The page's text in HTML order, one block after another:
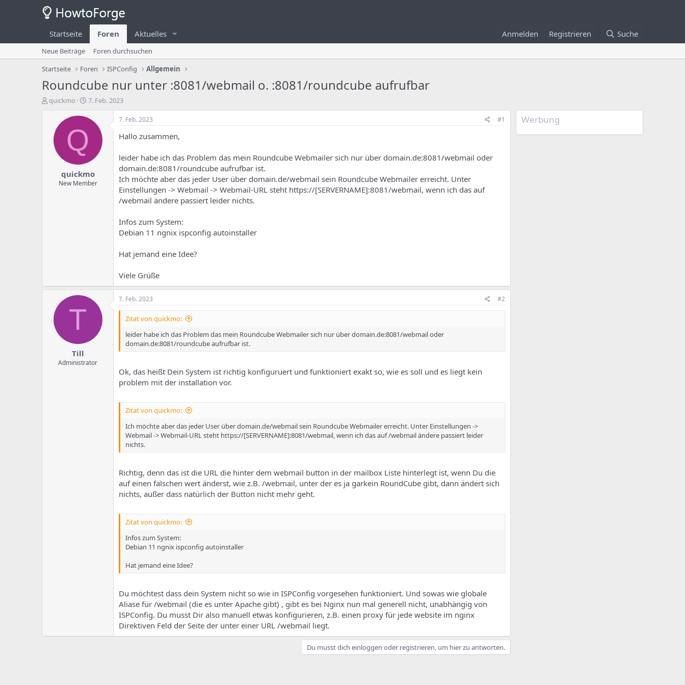
Startseite Foren Aktuelles Anmelden Registrieren Suche
Neue Beiträge
Foren durchsuchen
Startseite
Foren ISPConfig Allgemein
Roundcube nur unter :8081/webmail o. :8081/roundcube aufrufbar
E
quickmo
E
s
e
u
n
g
7. Feb. 2023
Q
quickmo
New Member
7. Feb. 2023 #1
Hallo zusammen,
leider habe ich das Problem das mein Roundcube Webmailer sich nur über domain.de:8081/webmail oder
domain.de:8081/roundcube aufrufbar ist.
Ich möchte aber das jeder User über domain.de/webmail sein Roundcube Webmailer erreicht. Unter
Einstellungen -> Webmail -> Webmail-URL steht https://[SERVERNAME]:8081/webmail, wenn ich das auf
/webmail ändere passiert leider nichts.
Infos zum System:
Debian 11 ngnix ispconfig autoinstaller
Hat jemand eine Idee?
Viele Grüße
T
Till
Administrator
7. Feb. 2023 #2
Zitat von quickmo:
leider habe ich das Problem das mein Roundcube Webmailer sich nur über domain.de:8081/webmail oder
domain.de:8081/roundcube aufrufbar ist.
Ok, das heißt Dein System ist richtig konfiguruert und funktioniert exakt so, wie es soll und es liegt kein
problem mit der installation vor.
Zitat von quickmo:
Ich möchte aber das jeder User über domain.de/webmail sein Roundcube Webmailer erreicht. Unter Einstellungen ->
Webmail -> Webmail-URL steht https://[SERVERNAME]:8081/webmail, wenn ich das auf /webmail ändere passiert leider
nichts.
Richtig, denn das ist die URL die hinter dem webmail button in der mailbox Liste hinterlegt ist, wenn Du die
auf einen falschen wert änderst, wie z.B. /webmail, unter der es ja garkein RoundCube gibt, dann ändert sich
nichts, außer dass natürlich der Button nicht mehr geht.
Zitat von quickmo:
Infos zum System:
Debian 11 ngnix ispconfig autoinstaller
Hat jemand eine Idee?
Du möchtest dass dein System nicht so wie in ISPConfig vorgesehen funktioniert. Und sowas wie globale
Aliase für /webmail (die es unter Apache gibt) , gibt es bei Nginx nun mal generell nicht, unabhängig von
ISPConfig. Du musst Dir also manuell etwas konfigurieren, z.B. einen proxy für jede website im nginx
Direktiven Feld der Seite der unter einer URL /webmail liegt.
Du musst dich einloggen oder registrieren, um hier zu antworten.
Werbung